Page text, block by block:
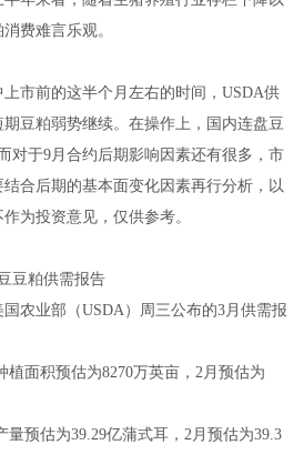
费难言乐观。
市前的这半个月左右的时间，USDA供
豆粕弱势继续。在操作上，国内连盘豆
对于9月合约后期影响因素还有很多，市
合后期的基本面变化因素再行分析，以
为投资意见，仅供参考。
豆粕供需报告
业部（USDA）周三公布的3月供需报
面积预估为8270万英亩，2月预估为
预估为39.29亿蒲式耳，2月预估为39.3